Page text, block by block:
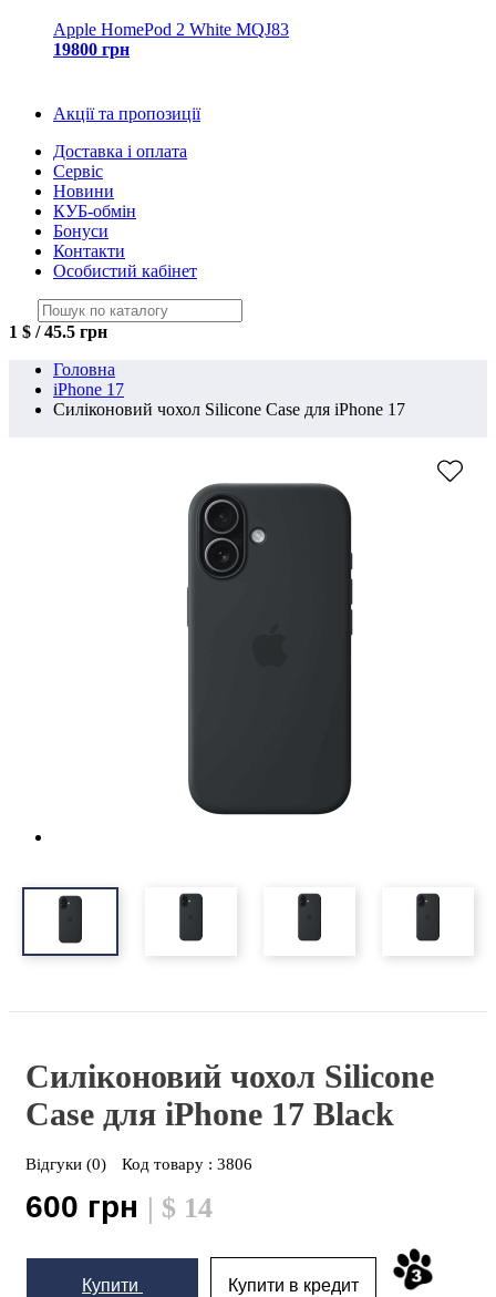
Apple HomePod 2 White MQJ83
19800 грн
Акції та пропозиції
Доставка і оплата
Сервіс
Новини
КУБ-обмін
Бонуси
Контакти
Особистий кабінет
1 $ / 45.5 грн
Головна
iPhone 17
Силіконовий чохол Silicone Case для iPhone 17
Силіконовий чохол Silicone
Case для iPhone 17 Black
Відгуки (0) Код товару : 3806
600 грн | $ 14
Купити Купити в кредит